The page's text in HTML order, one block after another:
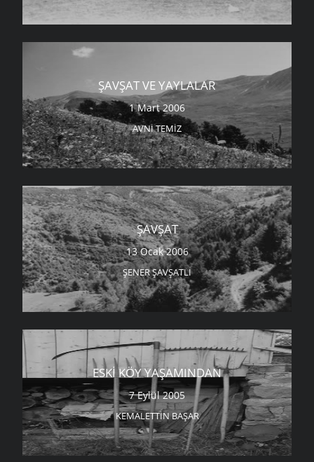
ŞAVŞAT VE YAYLALAR
1 Mart 2006
AVNI TEMIZ
ŞAVŞAT
13 Ocak 2006
ŞENER ŞAVŞATLI
ESKI KÖY YAŞAMINDAN
7 Eylül 2005
KEMALETTIN BAŞAR